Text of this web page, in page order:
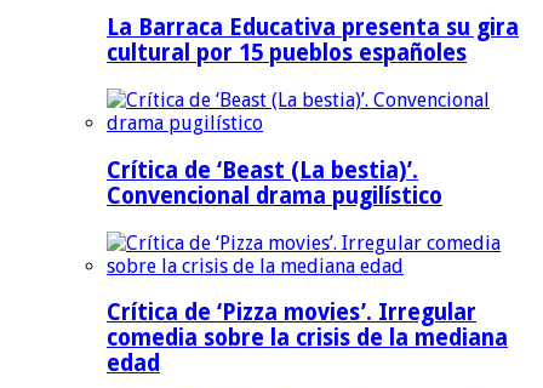
La Barraca Educativa presenta su gira
cultural por 15 pueblos españoles
Crítica de ‘Beast (La bestia)’.
Convencional drama pugilístico
Crítica de ‘Pizza movies’. Irregular
comedia sobre la crisis de la mediana
edad